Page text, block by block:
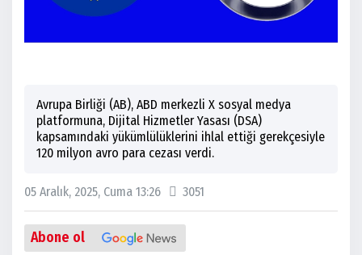
Avrupa Birliği (AB), ABD merkezli X sosyal medya
platformuna, Dijital Hizmetler Yasası (DSA)
kapsamındaki yükümlülüklerini ihlal ettiği gerekçesiyle
120 milyon avro para cezası verdi.
05 Aralık, 2025, Cuma 13:26 3051
Abone ol